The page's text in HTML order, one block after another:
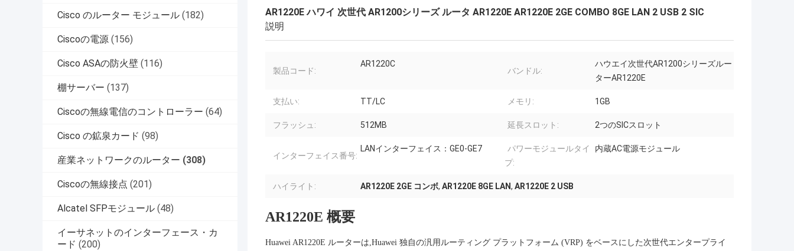
Cisco のルーター モジュール (182)
Ciscoの電源 (156)
Cisco ASAの防火壁 (116)
棚サーバー (137)
Ciscoの無線電信のコントローラー (64)
Cisco の鉱泉カード (98)
産業ネットワークのルーター (308)
Ciscoの無線接点 (201)
Alcatel SFPモジュール (48)
イーサネットのインターフェース・カ
ード (200)
AR1220E ハワイ 次世代 AR1200シリーズ ルータ AR1220E AR1220E 2GE COMBO 8GE LAN 2 USB 2 SIC
説明
製品コード:
AR1220C
バンドル:
ハウエイ次世代AR1200シリーズルー
ターAR1220E
支払い: TT/LC メモリ: 1GB
フラッシュ: 512MB 延長スロット: 2つのSICスロット
インターフェイス番号:
LANインターフェイス：GE0-GE7
パワーモジュールタイ
プ:
内蔵AC電源モジュール
ハイライト: AR1220E 2GE コンボ, AR1220E 8GE LAN, AR1220E 2 USB
AR1220E 概要
Huawei AR1220E ルーターは,Huawei 独自の汎用ルーティング プラットフォーム (VRP) をベースにした次世代エンタープライ